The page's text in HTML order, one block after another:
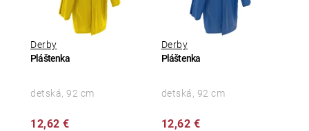
Pláštenka
Derby
12,62 €
detská, 92 cm
Pláštenka
Derby
12,62 €
detská, 92 cm